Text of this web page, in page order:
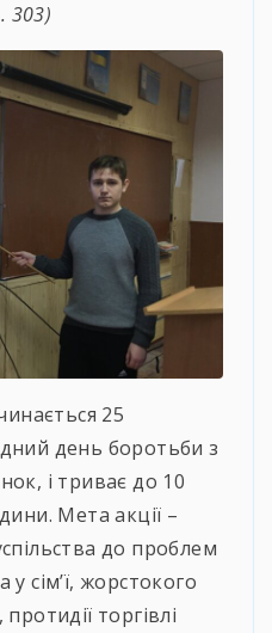
303)
25
день боротьби з
і триває до 10
Мета акції –
до проблем
сім’ї, жорстокого
торгівлі